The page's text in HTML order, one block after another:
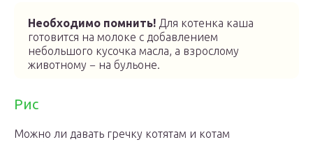
Необходимо помнить! Для котенка каша
готовится на молоке с добавлением
небольшого кусочка масла, а взрослому
животному − на бульоне.
Рис
Можно ли давать гречку котятам и котам